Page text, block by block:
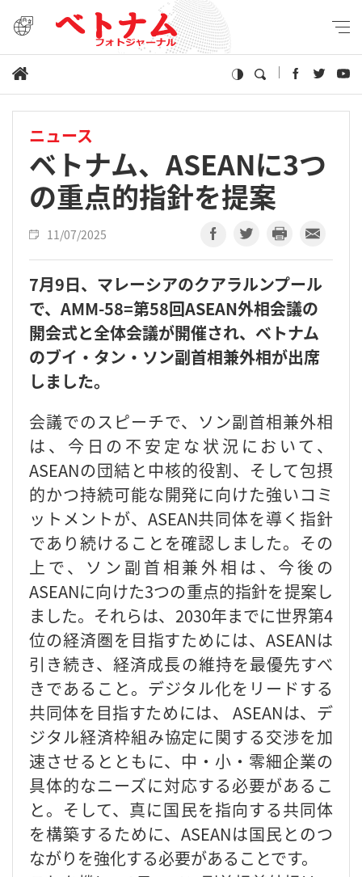
ニュース
ベトナム、ASEANに3つ
の重点的指針を提案
11/07/2025
7月9日、マレーシアのクアラルンプール
で、AMM-58=第58回ASEAN外相会議の
開会式と全体会議が開催され、ベトナム
のブイ・タン・ソン副首相兼外相が出席
しました。
会議でのスピーチで、ソン副首相兼外相
は、今日の不安定な状況において、
ASEANの団結と中核的役割、そして包摂
的かつ持続可能な開発に向けた強いコミ
ットメントが、ASEAN共同体を導く指針
であり続けることを確認しました。その
上で、ソン副首相兼外相は、今後の
ASEANに向けた3つの重点的指針を提案し
ました。それらは、2030年までに世界第4
位の経済圏を目指すためには、ASEANは
引き続き、経済成長の維持を最優先すべ
きであること。デジタル化をリードする
共同体を目指すためには、 ASEANは、デ
ジタル経済枠組み協定に関する交渉を加
速させるとともに、中・小・零細企業の
具体的なニーズに対応する必要があるこ
と。そして、真に国民を指向する共同体
を構築するために、ASEANは国民とのつ
ながりを強化する必要があることです。